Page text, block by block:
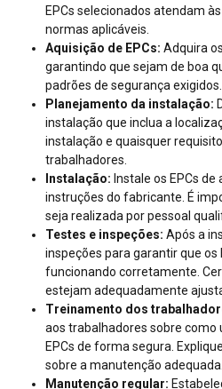
EPCs selecionados atendam
normas aplicáveis.
Aquisição de EPCs: Adquira
garantindo que sejam de boa
padrões de segurança exigidos.
Planejamento da instalação:
instalação que inclua a
instalação e quaisquer
trabalhadores.
Instalação: Instale os EPCs
instruções do fabricante. É
seja realizada por pessoal
Testes e inspeções: Após a
inspeções para garantir que os
funcionando corretamente.
estejam adequadamente
Treinamento dos
aos trabalhadores sobre como
EPCs de forma segura.
sobre a manutenção adequada.
Manutenção regular: